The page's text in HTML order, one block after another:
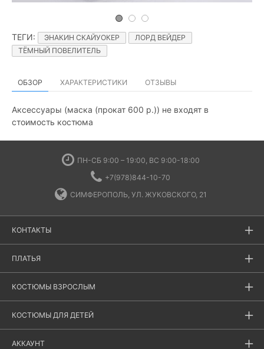
ТЕГИ: ЭНАКИН СКАЙУОКЕР
ЛОРД ВЕЙДЕР
ТЁМНЫЙ ПОВЕЛИТЕЛЬ
ОБЗОР ХАРАКТЕРИСТИКИ ОТЗЫВЫ
Аксессуары (маска (прокат 600 р.)) не входят в
стоимость костюма
ПН-СБ 9:00 – 19:00, ВС 9:00-18:00
+7(978)844-10-70
СИМФЕРОПОЛЬ, УЛ. ЖУКОВСКОГО, 21
КОНТАКТЫ
ПЛАТЬЯ
КОСТЮМЫ ВЗРОСЛЫМ
КОСТЮМЫ ДЛЯ ДЕТЕЙ
АККАУНТ